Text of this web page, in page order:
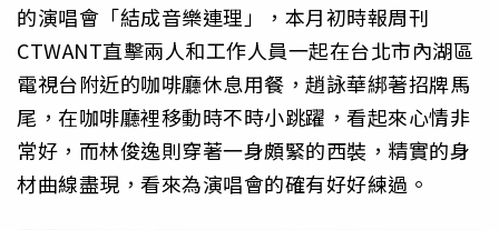
的演唱會「結成音樂連理」，本月初時報周刊
CTWANT直擊兩人和工作人員一起在台北市內湖區
電視台附近的咖啡廳休息用餐，趙詠華綁著招牌馬
尾，在咖啡廳裡移動時不時小跳躍，看起來心情非
常好，而林俊逸則穿著一身頗緊的西裝，精實的身
材曲線盡現，看來為演唱會的確有好好練過。